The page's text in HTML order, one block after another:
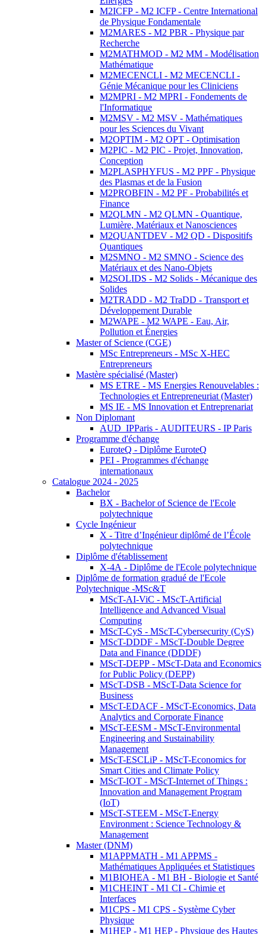
M2ICFP - M2 ICFP - Centre International
de Physique Fondamentale
M2MARES - M2 PBR - Physique par
Recherche
M2MATHMOD - M2 MM - Modélisation
Mathématique
M2MECENCLI - M2 MECENCLI -
Génie Mécanique pour les Cliniciens
M2MPRI - M2 MPRI - Fondements de
l'Informatique
M2MSV - M2 MSV - Mathématiques
pour les Sciences du Vivant
M2OPTIM - M2 OPT - Optimisation
M2PIC - M2 PIC - Projet, Innovation,
Conception
M2PLASPHYFUS - M2 PPF - Physique
des Plasmas et de la Fusion
M2PROBFIN - M2 PF - Probabilités et
Finance
M2QLMN - M2 QLMN - Quantique,
Lumière, Matériaux et Nanosciences
M2QUANTDEV - M2 QD - Dispositifs
Quantiques
M2SMNO - M2 SMNO - Science des
Matériaux et des Nano-Objets
M2SOLIDS - M2 Solids - Mécanique des
Solides
M2TRADD - M2 TraDD - Transport et
Développement Durable
M2WAPE - M2 WAPE - Eau, Air,
Pollution et Énergies
Master of Science (CGE)
MSc Entrepreneurs - MSc X-HEC
Entrepreneurs
Mastère spécialisé (Master)
MS ETRE - MS Energies Renouvelables :
Technologies et Entrepreneuriat (Master)
MS IE - MS Innovation et Entreprenariat
Non Diplomant
AUD_IPParis - AUDITEURS - IP Paris
Programme d'échange
EuroteQ - Diplôme EuroteQ
PEI - Programmes d'échange
internationaux
Catalogue 2024 - 2025
Bachelor
BX - Bachelor of Science de l'Ecole
polytechnique
Cycle Ingénieur
X - Titre d’Ingénieur diplômé de l’École
polytechnique
Diplôme d'établissement
X-4A - Diplôme de l'Ecole polytechnique
Diplôme de formation gradué de l'Ecole
Polytechnique -MSc&T
MScT-AI-ViC - MScT-Artificial
Intelligence and Advanced Visual
Computing
MScT-CyS - MScT-Cybersecurity (CyS)
MScT-DDDF - MScT-Double Degree
Data and Finance (DDDF)
MScT-DEPP - MScT-Data and Economics
for Public Policy (DEPP)
MScT-DSB - MScT-Data Science for
Business
MScT-EDACF - MScT-Economics, Data
Analytics and Corporate Finance
MScT-EESM - MScT-Environmental
Engineering and Sustainability
Management
MScT-ESCLiP - MScT-Economics for
Smart Cities and Climate Policy
MScT-IOT - MScT-Internet of Things :
Innovation and Management Program
(IoT)
MScT-STEEM - MScT-Energy
Environment : Science Technology &
Management
Master (DNM)
M1APPMATH - M1 APPMS -
Mathématiques Appliquées et Statistiques
M1BIOHEA - M1 BH - Biologie et Santé
M1CHEINT - M1 CI - Chimie et
Interfaces
M1CPS - M1 CPS - Système Cyber
Physique
M1HEP - M1 HEP - Physique des Hautes